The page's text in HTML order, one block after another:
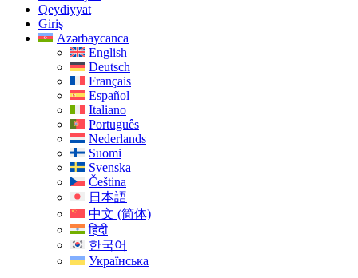
Qeydiyyat
Giriş
Azərbaycanca
English
Deutsch
Français
Español
Italiano
Português
Nederlands
Suomi
Svenska
Čeština
日本語
中文 (简体)
हिंदी
한국어
Українська